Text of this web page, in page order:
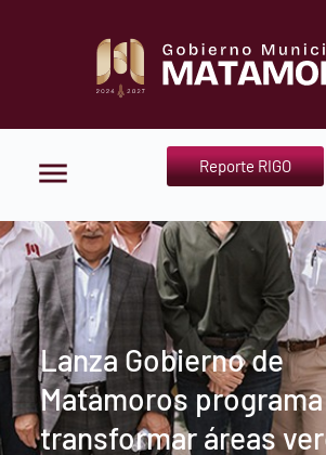
Reporte RIGO
Lanza Gobierno de
Matamoros
transformar áreas